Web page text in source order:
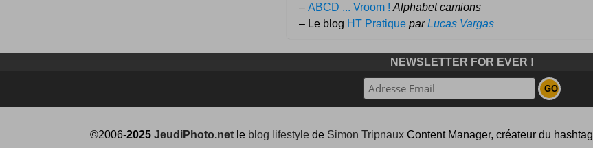
– ABCD ... Vroom ! Alphabet camions
– Le blog HT Pratique parLucas Vargas
NEWSLETTER FOR EVER !
©2006-2025 JeudiPhoto.netle blog lifestylede Simon TripnauxContent Manager, créateur du hashtag